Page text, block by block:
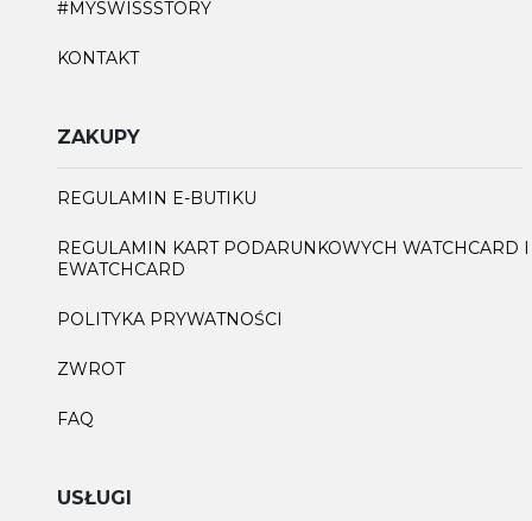
#MYSWISSSTORY
KONTAKT
ZAKUPY
REGULAMIN E-BUTIKU
REGULAMIN KART PODARUNKOWYCH WATCHCARD I
EWATCHCARD
POLITYKA PRYWATNOŚCI
ZWROT
FAQ
USŁUGI